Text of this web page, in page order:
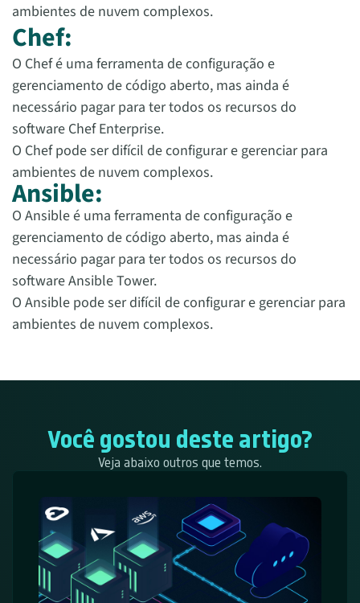
ambientes de nuvem complexos.
Chef:
O Chef é uma ferramenta de configuração e
gerenciamento de código aberto, mas ainda é
necessário pagar para ter todos os recursos do
software Chef Enterprise.
O Chef pode ser difícil de configurar e gerenciar para
ambientes de nuvem complexos.
Ansible:
O Ansible é uma ferramenta de configuração e
gerenciamento de código aberto, mas ainda é
necessário pagar para ter todos os recursos do
software Ansible Tower.
O Ansible pode ser difícil de configurar e gerenciar para
ambientes de nuvem complexos.
Você gostou deste artigo?
Veja abaixo outros que temos.